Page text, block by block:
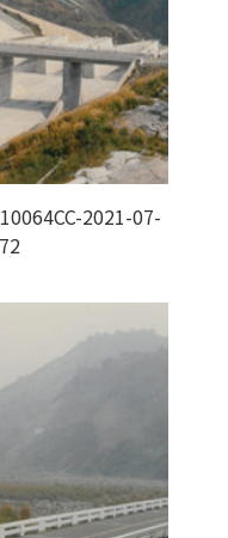
2021-07-